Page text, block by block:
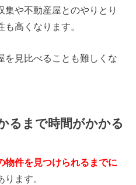
集や不動産屋とのやりとり
高くなります。
を見比べることも難しくな
るまで時間がかかる
物件を見つけられるまでに
ります。